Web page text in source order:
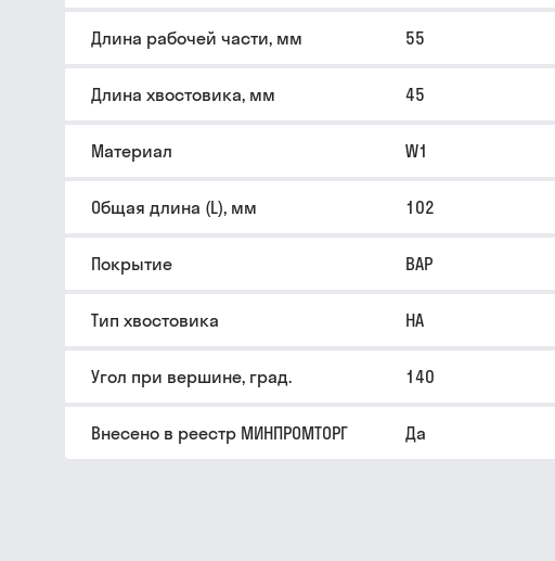
Длина рабочей части, мм 55
Длина хвостовика, мм 45
Материал W1
Общая длина (L), мм 102
Покрытие BAP
Тип хвостовика HA
Угол при вершине, град. 140
Внесено в реестр МИНПРОМТОРГ Да